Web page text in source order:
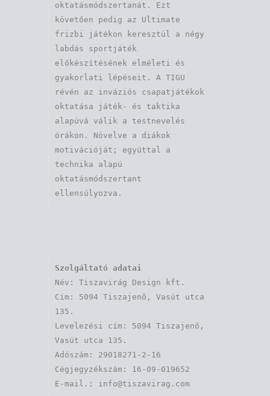
oktatásmódszertanát. Ezt
követően pedig az Ultimate
frizbi játékon keresztül a négy
labdás sportjáték
előkészítésének elméleti és
gyakorlati lépéseit. A TIGU
révén az inváziós csapatjátékok
oktatása játék- és taktika
alapúvá válik a testnevelés
órákon. Növelve a diákok
motivációját; egyúttal a
technika alapú
oktatásmódszertant
ellensúlyozva.
Szolgáltató adatai
Név: Tiszavirág Design kft.
Cím: 5094 Tiszajenő, Vasút utca
135.
Levelezési cím: 5094 Tiszajenő,
Vasút utca 135.
Adószám: 29018271-2-16
Cégjegyzékszám: 16-09-019652